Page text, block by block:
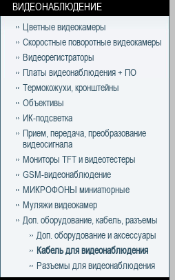
ВИДЕОНАБЛЮДЕНИЕ
Цветные видеокамеры
Скоростные поворотные видеокамеры
Видеорегистраторы
Платы видеонаблюдения + ПО
Термокожухи, кронштейны
Объективы
ИК-подсветка
Прием, передача, преобразование
видеосигнала
Мониторы TFT и видеотестеры
GSM-видеонаблюдение
МИКРОФОНЫ миниатюрные
Муляжи видеокамер
Доп. оборудование, кабель, разъемы
Доп. оборудование и аксессуары
Кабель для видеонаблюдения
Разъемы для видеонаблюдения